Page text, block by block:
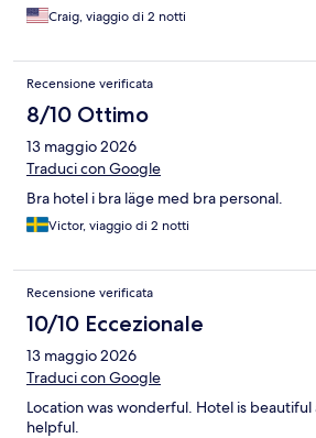
Craig, viaggio di 2 notti
Recensione verificata
8/10 Ottimo
13 maggio 2026
Traduci con Google
Bra hotel i bra läge med bra personal.
Victor, viaggio di 2 notti
Recensione verificata
10/10 Eccezionale
13 maggio 2026
Traduci con Google
Location was wonderful. Hotel is
helpful.